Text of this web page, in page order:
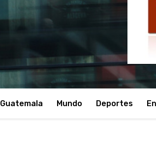
Guatemala Mundo Deportes